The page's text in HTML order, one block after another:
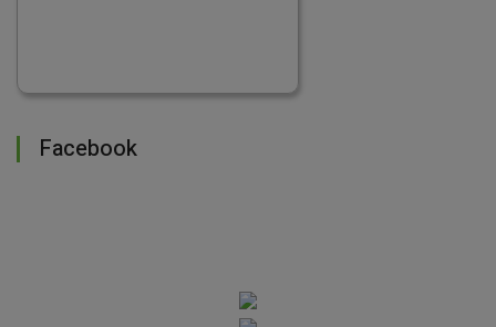
Facebook